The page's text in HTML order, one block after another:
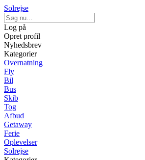
Solrejse
Log på
Opret profil
Nyhedsbrev
Kategorier
Overnatning
Fly
Bil
Bus
Skib
Tog
Afbud
Getaway
Ferie
Oplevelser
Solrejse